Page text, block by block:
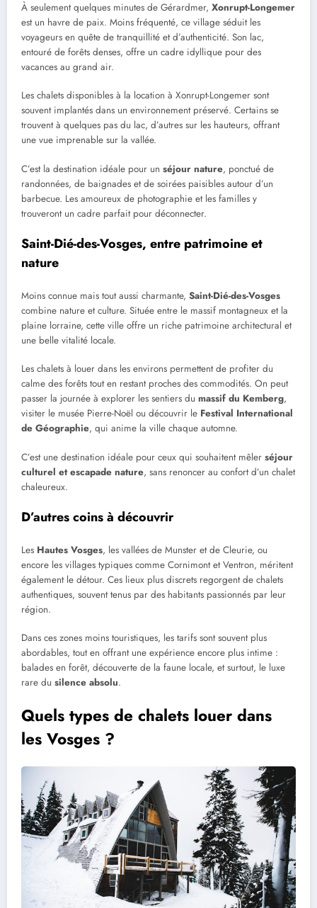
À seulement quelques minutes de Gérardmer, Xonrupt-Longemer
est un havre de paix. Moins fréquenté, ce village séduit les
voyageurs en quête de tranquillité et d’authenticité. Son lac,
entouré de forêts denses, offre un cadre idyllique pour des
vacances au grand air.
Les chalets disponibles à la location à Xonrupt-Longemer sont
souvent implantés dans un environnement préservé. Certains se
trouvent à quelques pas du lac, d’autres sur les hauteurs, offrant
une vue imprenable sur la vallée.
C’est la destination idéale pour un séjour nature, ponctué de
randonnées, de baignades et de soirées paisibles autour d’un
barbecue. Les amoureux de photographie et les familles y
trouveront un cadre parfait pour déconnecter.
Saint-Dié-des-Vosges, entre patrimoine et
nature
Moins connue mais tout aussi charmante, Saint-Dié-des-Vosges
combine nature et culture. Située entre le massif montagneux et la
plaine lorraine, cette ville offre un riche patrimoine architectural et
une belle vitalité locale.
Les chalets à louer dans les environs permettent de profiter du
calme des forêts tout en restant proches des commodités. On peut
passer la journée à explorer les sentiers du massif du Kemberg,
visiter le musée Pierre-Noël ou découvrir le Festival International
de Géographie, qui anime la ville chaque automne.
C’est une destination idéale pour ceux qui souhaitent mêler séjour
culturel et escapade nature, sans renoncer au confort d’un chalet
chaleureux.
D’autres coins à découvrir
Les Hautes Vosges, les vallées de Munster et de Cleurie, ou
encore les villages typiques comme Cornimont et Ventron, méritent
également le détour. Ces lieux plus discrets regorgent de chalets
authentiques, souvent tenus par des habitants passionnés par leur
région.
Dans ces zones moins touristiques, les tarifs sont souvent plus
abordables, tout en offrant une expérience encore plus intime :
balades en forêt, découverte de la faune locale, et surtout, le luxe
rare du silence absolu.
Quels types de chalets louer dans
les Vosges ?